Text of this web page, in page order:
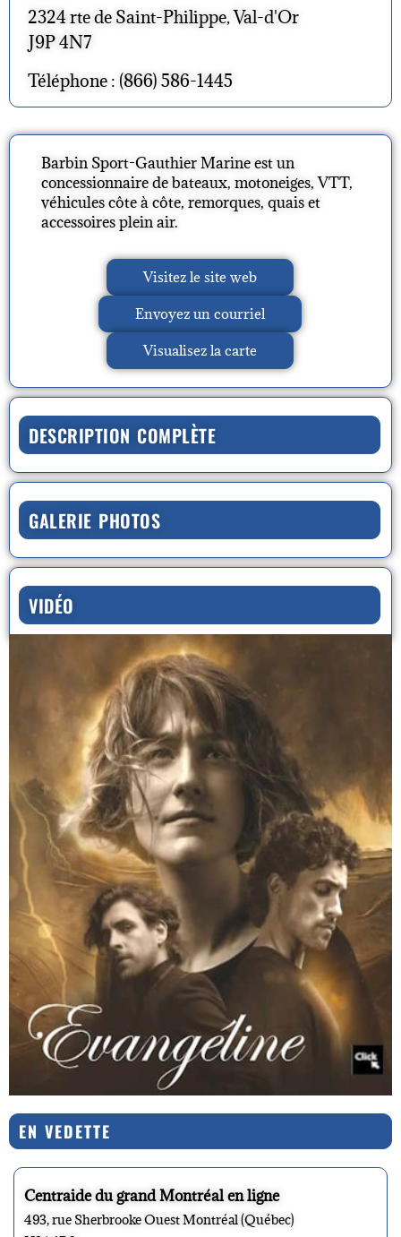
2324 rte de Saint-Philippe, Val-d'Or
J9P 4N7
Téléphone : (866) 586-1445
Barbin Sport-Gauthier Marine est un
concessionnaire de bateaux, motoneiges, VTT,
véhicules côte à côte, remorques, quais et
accessoires plein air.
Visitez le site web
Envoyez un courriel
Visualisez la carte
DESCRIPTION COMPLÈTE
GALERIE PHOTOS
VIDÉO
EN VEDETTE
Centraide du grand Montréal en ligne
493, rue Sherbrooke Ouest Montréal (Québec)